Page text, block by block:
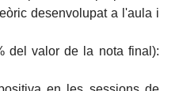
desenvolupat a l'aula i
del valor de la nota final):